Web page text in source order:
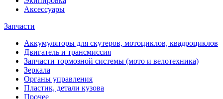
Аксессуары
Запчасти
Аккумуляторы для скутеров, мотоциклов, квадроциклов
Двигатель и трансмиссия
Запчасти тормозной системы (мото и велотехника)
Зеркала
Органы управления
Пластик, детали кузова
Прочее